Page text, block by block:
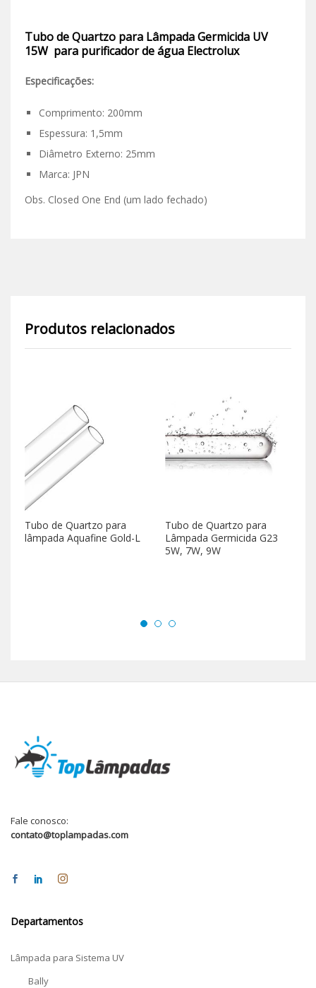
Tubo de Quartzo para Lâmpada Germicida UV
15W para purificador de água Electrolux
Especificações:
Comprimento: 200mm
Espessura: 1,5mm
Diâmetro Externo: 25mm
Marca: JPN
Obs. Closed One End (um lado fechado)
Produtos relacionados
Tubo de Quartzo para
lâmpada Aquafine Gold-L
Tubo de Quartzo para
Lâmpada Germicida G23
5W, 7W, 9W
Fale conosco:
contato@toplampadas.com
Departamentos
Lâmpada para Sistema UV
Bally